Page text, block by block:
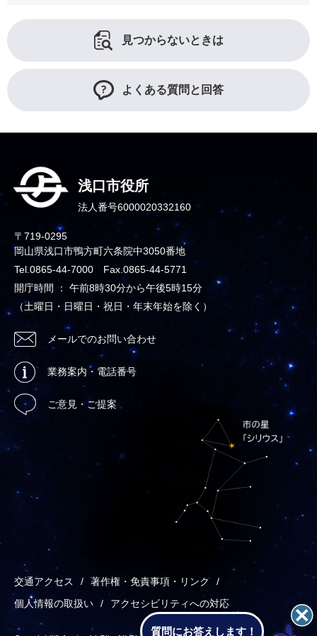
見つからないときは
よくある質問と回答
浅口市役所
法人番号6000020332160
〒719-0295
岡山県浅口市鴨方町六条院中3050番地
Tel.0865-44-7000 Fax.0865-44-5771
開庁時間 ： 午前8時30分から午後5時15分
（土曜日・日曜日・祝日・年末年始を除く）
メールでのお問い合わせ
業務案内・電話番号
ご意見・ご提案
交通アクセス
著作権・免責事項・リンク
個人情報の取扱い
アクセシビリティへの対応
質問にお答えします！